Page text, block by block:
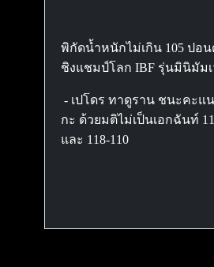
พิกัดน้ำหนักไม่เกิน 105 ปอ
ชิงแชมป์โลก IBF รุ่นมินิมัม
- เปโดร ทาดูราน ชนะคะแ
กะ ด้วยมติไม่เป็นเอกฉันท์
และ 118-110